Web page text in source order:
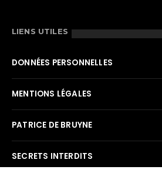
LIENS UTILES
DONNÉES PERSONNELLES
MENTIONS LÉGALES
PATRICE DE BRUYNE
SECRETS INTERDITS